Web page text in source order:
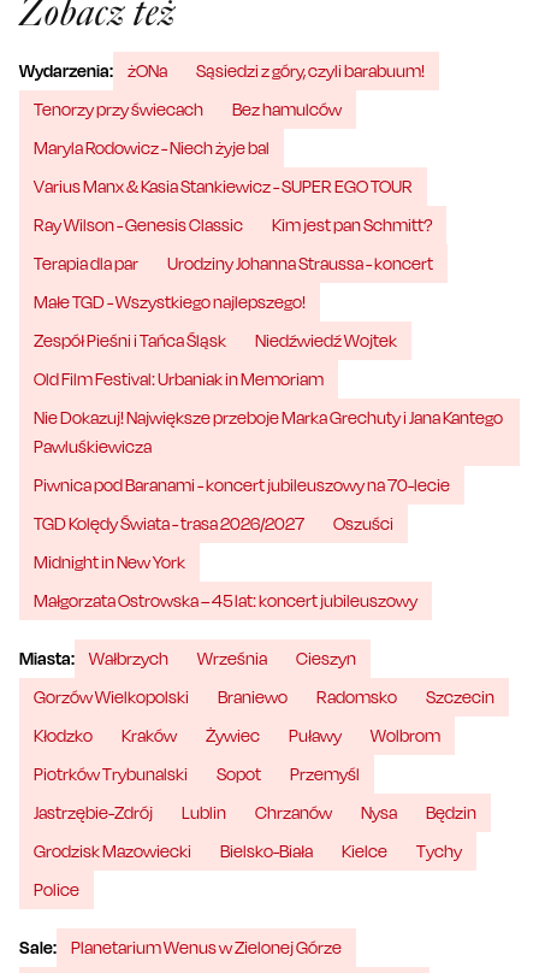
Zobacz też
Wydarzenia: żONa
Sąsiedzi z góry, czyli barabuum!
Tenorzy przy świecach
Bez hamulców
Maryla Rodowicz - Niech żyje bal
Varius Manx & Kasia Stankiewicz - SUPER EGO TOUR
Ray Wilson - Genesis Classic
Kim jest pan Schmitt?
Terapia dla par
Urodziny Johanna Straussa - koncert
Małe TGD - Wszystkiego najlepszego!
Zespół Pieśni i Tańca Śląsk
Niedźwiedź Wojtek
Old Film Festival: Urbaniak in Memoriam
Nie Dokazuj! Największe przeboje Marka Grechuty i Jana Kantego
Pawluśkiewicza
Piwnica pod Baranami - koncert jubileuszowy na 70-lecie
TGD Kolędy Świata - trasa 2026/2027
Oszuści
Midnight in New York
Małgorzata Ostrowska – 45 lat: koncert jubileuszowy
Miasta: Wałbrzych Września
Cieszyn
Gorzów Wielkopolski
Braniewo Radomsko
Szczecin
Kłodzko
Kraków Żywiec Puławy
Wolbrom
Piotrków Trybunalski
Sopot
Przemyśl
Jastrzębie-Zdrój
Lublin Chrzanów Nysa
Będzin
Grodzisk Mazowiecki
Bielsko-Biała Kielce
Tychy
Police
Sale:
Planetarium Wenus w Zielonej Górze